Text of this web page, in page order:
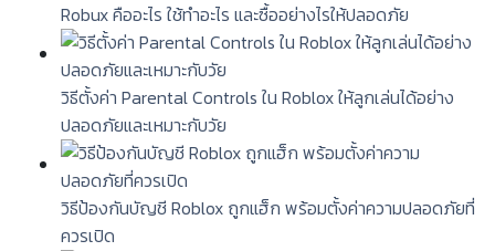
Robux คืออะไร ใช้ทำอะไร และซื้ออย่างไรให้ปลอดภัย
วิธีตั้งค่า Parental Controls ใน Roblox ให้ลูกเล่นได้อย่าง
ปลอดภัยและเหมาะกับวัย
วิธีป้องกันบัญชี Roblox ถูกแฮ็ก พร้อมตั้งค่าความปลอดภัยที่
ควรเปิด